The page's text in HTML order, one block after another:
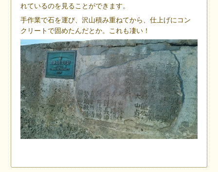
れているのを見ることができます。
手作業で石を運び、沢山積み重ねてから、仕上げにコン
クリートで固めたんだとか。これも凄い！